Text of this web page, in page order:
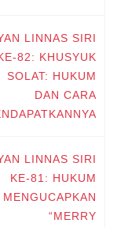
LINNAS SIRI
82: KHUSYUK
SOLAT: HUKUM
DAN CARA
LINNAS SIRI
KE-81: HUKUM
MENGUCAPKAN
“MERRY